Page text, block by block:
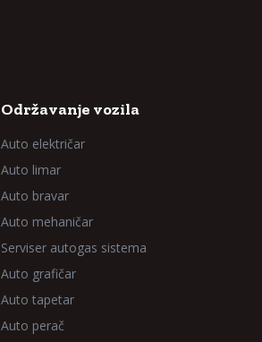
Održavanje vozila
Auto električar
Auto limar
Auto bravar
Auto mehaničar
Serviser autogas sistema
Auto grafičar
Auto tapetar
Auto perač